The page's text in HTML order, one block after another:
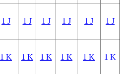
1 J 1 J 1 J 1 J 1 J 1 J
1 K 1 K 1 K 1 K 1 K 1 K